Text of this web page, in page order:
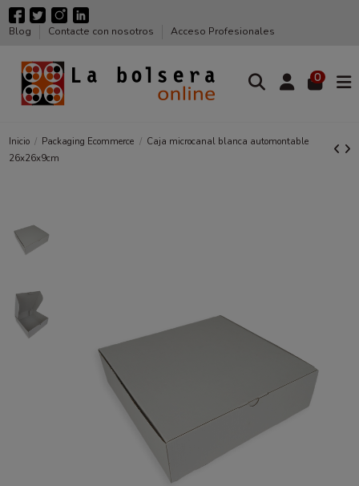
Blog Contacte con nosotros Acceso Profesionales
0
Inicio Packaging Ecommerce
Caja microcanal blanca automontable
26x26x9cm